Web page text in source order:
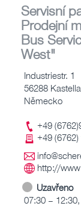
Servisní
Prodejní
Bus
West"
Industriestr. 1
56288
Německo
+49
+49
http://
Uzavřeno
07:30 –